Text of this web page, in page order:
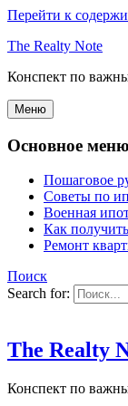
Перейти к
The Realty Note
Конспект по
Меню
Основное меню
Пошаговое
Советы по
Военная
Как
Ремонт
Поиск
Search for:
The Realty
Конспект по